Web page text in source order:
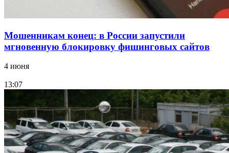
Мошенникам конец: в России запустили
мгновенную блокировку фишинговых сайтов
4 июня
13:07